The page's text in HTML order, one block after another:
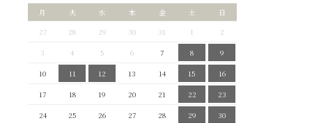
月 火 水 木 金 土
日
27
28 29 30 31 1
2
3
4 5 6 7 8
9
10
11 12 13 14 15
16
17
18 19 20 21 22
23
24
25 26 27 28 29
30